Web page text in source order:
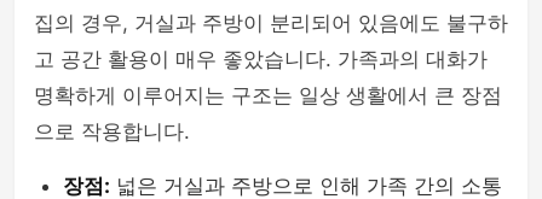
집의 경우, 거실과 주방이 분리되어 있음에도 불구하
고 공간 활용이 매우 좋았습니다. 가족과의 대화가
명확하게 이루어지는 구조는 일상 생활에서 큰 장점
으로 작용합니다.
장점: 넓은 거실과 주방으로 인해 가족 간의 소통